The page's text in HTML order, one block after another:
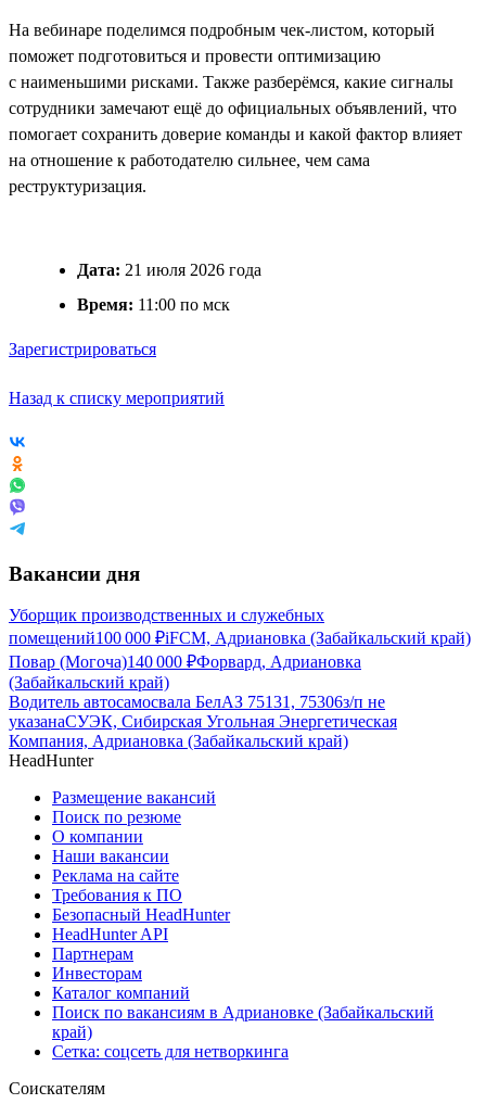
На вебинаре поделимся подробным чек-листом, который
поможет подготовиться и провести оптимизацию
с наименьшими рисками. Также разберёмся, какие сигналы
сотрудники замечают ещё до официальных объявлений, что
помогает сохранить доверие команды и какой фактор влияет
на отношение к работодателю сильнее, чем сама
реструктуризация.
Дата: 21 июля 2026 года
Время: 11:00 по мск
Зарегистрироваться
Назад к списку мероприятий
Вакансии дня
Уборщик производственных и служебных
помещений100 000 ₽iFCM, Адриановка (Забайкальский край)
Повар (Могоча)140 000 ₽Форвард, Адриановка
(Забайкальский край)
Водитель автосамосвала БелАЗ 75131, 75306з/п не
указанаСУЭК, Сибирская Угольная Энергетическая
Компания, Адриановка (Забайкальский край)
HeadHunter
Размещение вакансий
Поиск по резюме
О компании
Наши вакансии
Реклама на сайте
Требования к ПО
Безопасный HeadHunter
HeadHunter API
Партнерам
Инвесторам
Каталог компаний
Поиск по вакансиям в Адриановке (Забайкальский
край)
Сетка: соцсеть для нетворкинга
Соискателям